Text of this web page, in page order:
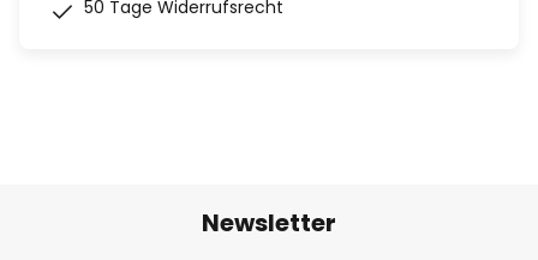
50 Tage Widerrufsrecht
Newsletter